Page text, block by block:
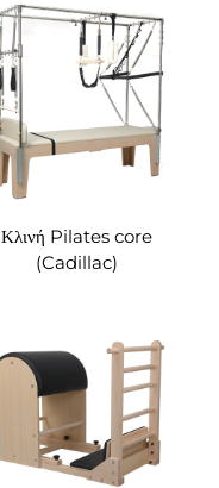
Κλινή Pilates core
(Cadillac)